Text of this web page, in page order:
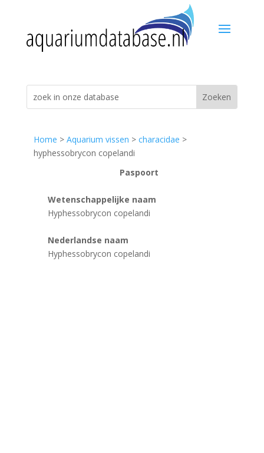
Home > Aquarium vissen > characidae >
hyphessobrycon copelandi
Paspoort
Wetenschappelijke naam
Hyphessobrycon copelandi
Nederlandse naam
Hyphessobrycon copelandi